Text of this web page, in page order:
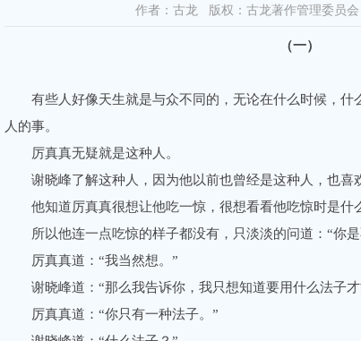
作者：古龙 版权：古龙著作管理委员
（一）
有些人好像天生就是与众不同的，无论在什么时候，什
人的事。
厉真真无疑就是这种人。
谢晓峰了解这种人，因为他以前也曾经是这种人，也喜
他知道厉真真很想让他吃一惊，很想看看他吃惊时是什
所以他连一点吃惊的样子都没有，只淡淡的问道：“你是
厉真真道：“我当然想。”
谢晓峰道：“那么我告诉你，我只想知道要用什么法子才
厉真真道：“你只有一种法子。”